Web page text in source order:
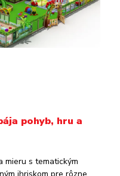
pohyb, hru a
mieru s tematickým